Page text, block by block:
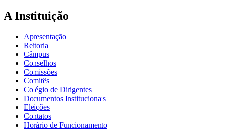
A Instituição
Apresentação
Reitoria
Câmpus
Conselhos
Comissões
Comitês
Colégio de Dirigentes
Documentos Institucionais
Eleições
Contatos
Horário de Funcionamento